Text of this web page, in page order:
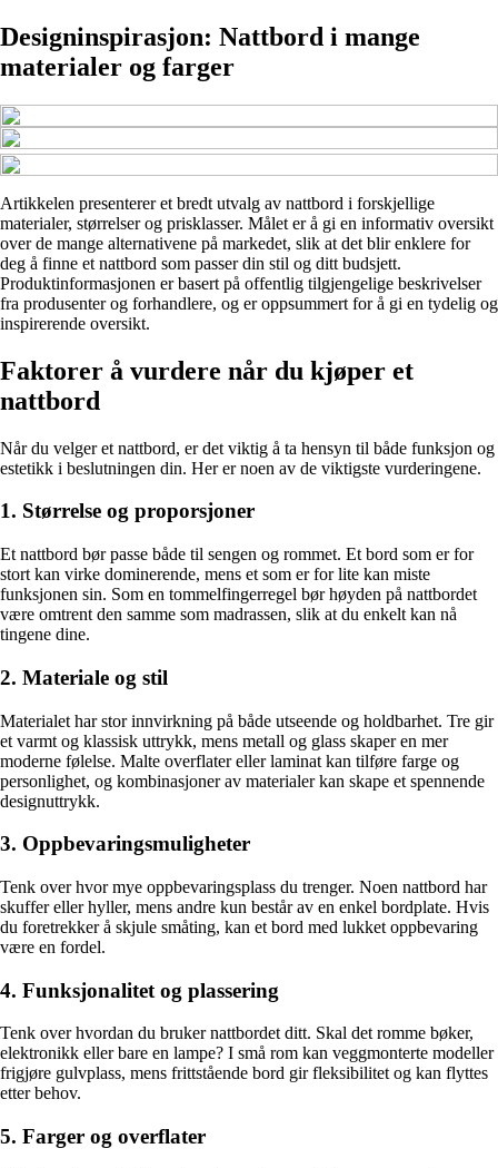
Designinspirasjon: Nattbord i mange
materialer og farger
Artikkelen presenterer et bredt utvalg av nattbord i forskjellige
materialer, størrelser og prisklasser. Målet er å gi en informativ oversikt
over de mange alternativene på markedet, slik at det blir enklere for
deg å finne et nattbord som passer din stil og ditt budsjett.
Produktinformasjonen er basert på offentlig tilgjengelige beskrivelser
fra produsenter og forhandlere, og er oppsummert for å gi en tydelig og
inspirerende oversikt.
Faktorer å vurdere når du kjøper et
nattbord
Når du velger et nattbord, er det viktig å ta hensyn til både funksjon og
estetikk i beslutningen din. Her er noen av de viktigste vurderingene.
1. Størrelse og proporsjoner
Et nattbord bør passe både til sengen og rommet. Et bord som er for
stort kan virke dominerende, mens et som er for lite kan miste
funksjonen sin. Som en tommelfingerregel bør høyden på nattbordet
være omtrent den samme som madrassen, slik at du enkelt kan nå
tingene dine.
2. Materiale og stil
Materialet har stor innvirkning på både utseende og holdbarhet. Tre gir
et varmt og klassisk uttrykk, mens metall og glass skaper en mer
moderne følelse. Malte overflater eller laminat kan tilføre farge og
personlighet, og kombinasjoner av materialer kan skape et spennende
designuttrykk.
3. Oppbevaringsmuligheter
Tenk over hvor mye oppbevaringsplass du trenger. Noen nattbord har
skuffer eller hyller, mens andre kun består av en enkel bordplate. Hvis
du foretrekker å skjule småting, kan et bord med lukket oppbevaring
være en fordel.
4. Funksjonalitet og plassering
Tenk over hvordan du bruker nattbordet ditt. Skal det romme bøker,
elektronikk eller bare en lampe? I små rom kan veggmonterte modeller
frigjøre gulvplass, mens frittstående bord gir fleksibilitet og kan flyttes
etter behov.
5. Farger og overflater